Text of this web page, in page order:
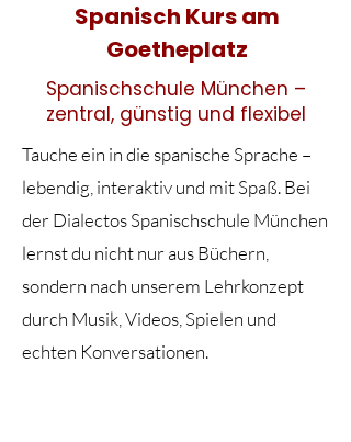
Spanisch Kurs am
Goetheplatz
Spanischschule München –
zentral, günstig und flexibel
Tauche ein in die spanische Sprache –
lebendig, interaktiv und mit Spaß. Bei
der Dialectos Spanischschule München
lernst du nicht nur aus Büchern,
sondern nach unserem Lehrkonzept
durch Musik, Videos, Spielen und
echten Konversationen.